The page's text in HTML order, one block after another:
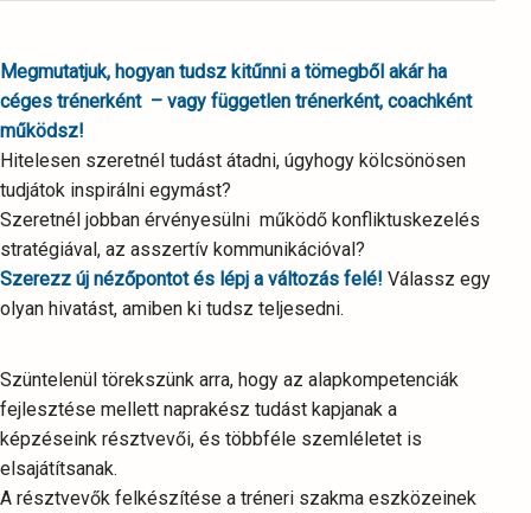
Megmutatjuk, hogyan tudsz kitűnni a tömegből akár ha
céges trénerként – vagy független trénerként, coachként
működsz!
Hitelesen szeretnél tudást átadni, úgyhogy kölcsönösen
tudjátok inspirálni egymást?
Szeretnél jobban érvényesülni működő konfliktuskezelés
stratégiával, az asszertív kommunikációval?
Szerezz új nézőpontot és lépj a változás felé! Válassz egy
olyan hivatást, amiben ki tudsz teljesedni.
Szüntelenül törekszünk arra, hogy az alapkompetenciák
fejlesztése mellett naprakész tudást kapjanak a
képzéseink résztvevői, és többféle szemléletet is
elsajátítsanak.
A résztvevők felkészítése a tréneri szakma eszközeinek